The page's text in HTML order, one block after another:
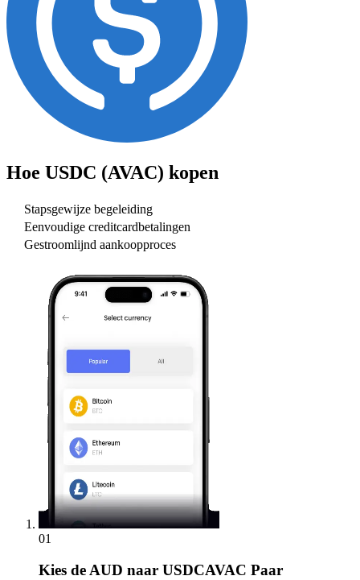
Hoe USDC (AVAC) kopen
Stapsgewijze begeleiding
Eenvoudige creditcardbetalingen
Gestroomlijnd aankoopproces
01
Kies de AUD naar USDCAVAC Paar